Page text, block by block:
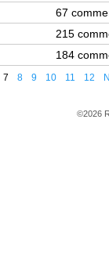
67
215
184
7 8 9 10 11 12
©2026